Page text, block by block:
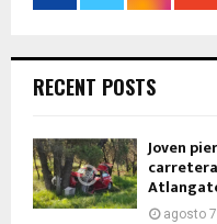
RECENT POSTS
Joven
agosto